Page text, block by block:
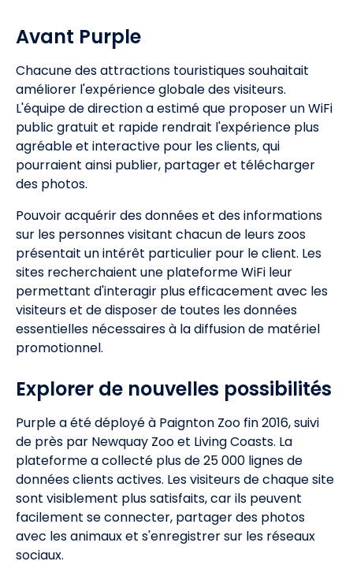
Avant Purple
Chacune des attractions touristiques souhaitait
améliorer l'expérience globale des visiteurs.
L'équipe de direction a estimé que proposer un WiFi
public gratuit et rapide rendrait l'expérience plus
agréable et interactive pour les clients, qui
pourraient ainsi publier, partager et télécharger
des photos.
Pouvoir acquérir des données et des informations
sur les personnes visitant chacun de leurs zoos
présentait un intérêt particulier pour le client. Les
sites recherchaient une plateforme WiFi leur
permettant d'interagir plus efficacement avec les
visiteurs et de disposer de toutes les données
essentielles nécessaires à la diffusion de matériel
promotionnel.
Explorer de nouvelles possibilités
Purple a été déployé à Paignton Zoo fin 2016, suivi
de près par Newquay Zoo et Living Coasts. La
plateforme a collecté plus de 25 000 lignes de
données clients actives. Les visiteurs de chaque site
sont visiblement plus satisfaits, car ils peuvent
facilement se connecter, partager des photos
avec les animaux et s'enregistrer sur les réseaux
sociaux.